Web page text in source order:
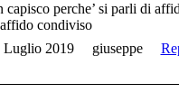
capisco perche’ si parli di
condiviso
Luglio 2019
giuseppe